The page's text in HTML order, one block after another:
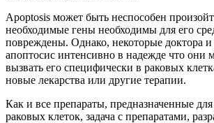
Apoptosis может быть неспособен
необходимые гены необходимы для его
повреждены. Однако, некоторые доктора
апоптосис интенсивно в надежде что они
вызвать его специфически в раковых
новые лекарства или другие терапии.
Как и все препараты, предназначенные
раковых клеток, задача с препаратами,